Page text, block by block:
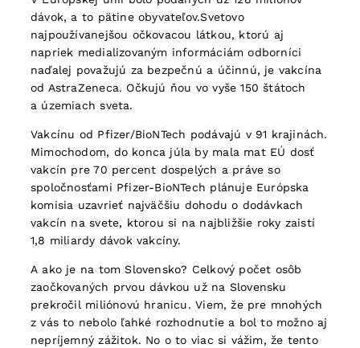
dávok, a to pätine obyvateľov.Svetovo
najpoužívanejšou očkovacou látkou, ktorú aj
napriek medializovaným informáciám odborníci
naďalej považujú za bezpečnú a účinnú, je vakcína
od AstraZeneca. Očkujú ňou vo vyše 150 štátoch
a územiach sveta.
Vakcínu od Pfizer/BioNTech podávajú v 91 krajinách.
Mimochodom, do konca júla by mala mat EÚ dosť
vakcín pre 70 percent dospelých a práve so
spoločnosťami Pfizer-BioNTech plánuje Európska
komisia uzavrieť najväčšiu dohodu o dodávkach
vakcín na svete, ktorou si na najbližšie roky zaistí
1,8 miliardy dávok vakcíny.
A ako je na tom Slovensko? Celkový počet osôb
zaočkovaných prvou dávkou už na Slovensku
prekročil miliónovú hranicu. Viem, že pre mnohých
z vás to nebolo ľahké rozhodnutie a bol to možno aj
nepríjemný zážitok. No o to viac si vážim, že tento